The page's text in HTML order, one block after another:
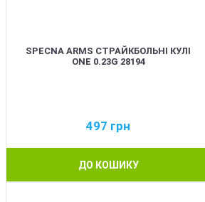
SPECNA ARMS СТРАЙКБОЛЬНІ КУЛІ
ONE 0.23G 28194
497 грн
ДО КОШИКУ